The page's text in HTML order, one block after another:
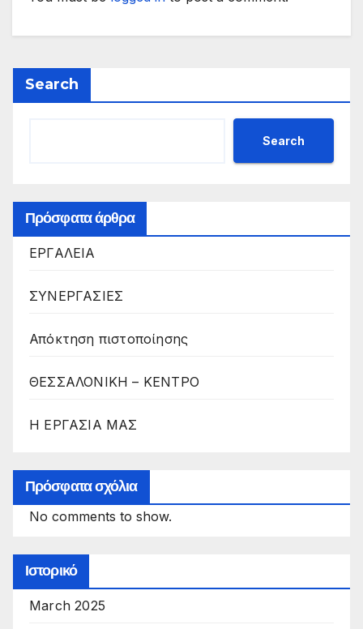
Search
Search
Πρόσφατα άρθρα
ΕΡΓΑΛΕΙΑ
ΣΥΝΕΡΓΑΣΙΕΣ
Απόκτηση πιστοποίησης
ΘΕΣΣΑΛΟΝΙΚΗ – ΚΕΝΤΡΟ
Η ΕΡΓΑΣΙΑ ΜΑΣ
Πρόσφατα σχόλια
No comments to show.
Ιστορικό
March 2025